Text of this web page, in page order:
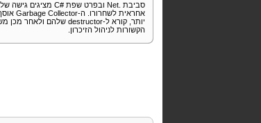
סביבת . Net ובפרט שפת #C מציגים גישה
אחראית לשחרורו. ה-Garbage Collector
יותר, קורא ל-destructor שלהם ולאחר מכן
הקשורות לניהול הזיכרון.